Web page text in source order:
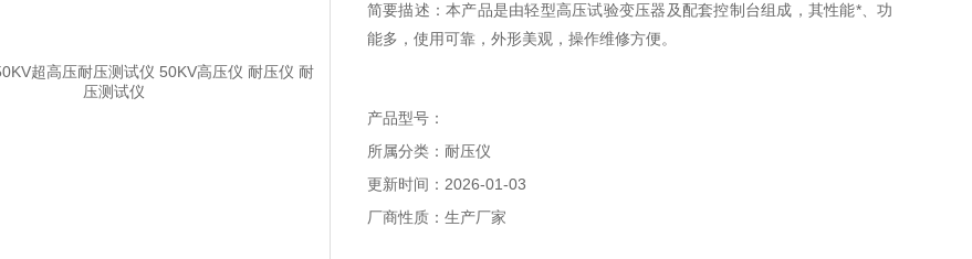
简要描述：本产品是由轻型高压试验变压器及配套控制台组成，其性能*、功
能多，使用可靠，外形美观，操作维修方便。
产品型号：
所属分类：耐压仪
更新时间：2026-01-03
厂商性质：生产厂家